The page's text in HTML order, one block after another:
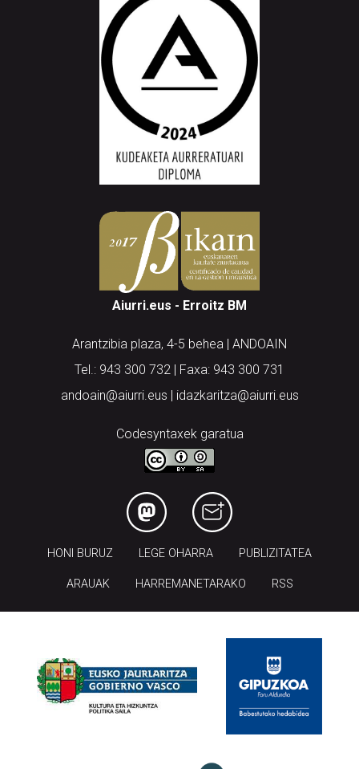
Aiurri.eus - Erroitz BM
Arantzibia plaza, 4-5 behea | ANDOAIN
Tel.: 943 300 732 | Faxa: 943 300 731
andoain@aiurri.eus | idazkaritza@aiurri.eus
Codesyntaxek garatua
HONI BURUZ LEGE OHARRA PUBLIZITATEA
ARAUAK HARREMANETARAKO RSS